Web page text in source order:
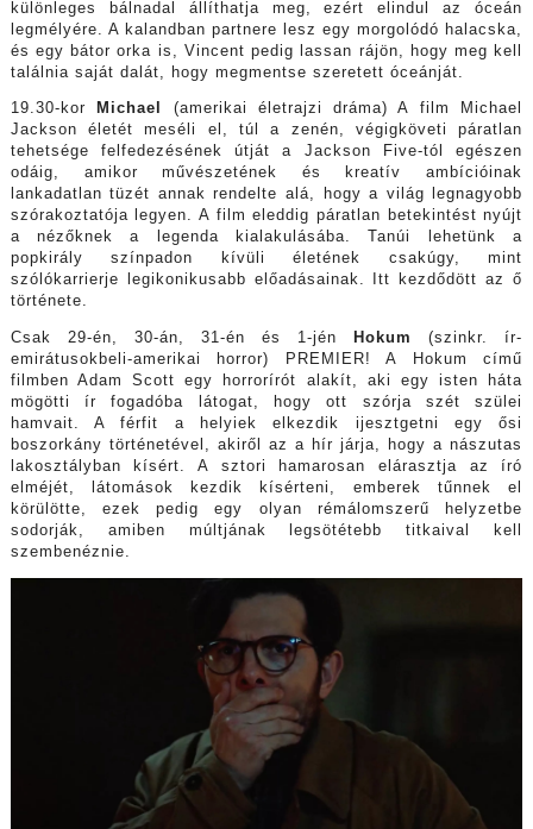
különleges bálnadal állíthatja meg, ezért elindul az óceán
legmélyére. A kalandban partnere lesz egy morgolódó halacska,
és egy bátor orka is, Vincent pedig lassan rájön, hogy meg kell
találnia saját dalát, hogy megmentse szeretett óceánját.
19.30-kor Michael (amerikai életrajzi dráma) A film Michael
Jackson életét meséli el, túl a zenén, végigköveti páratlan
tehetsége felfedezésének útját a Jackson Five-tól egészen
odáig, amikor művészetének és kreatív ambícióinak
lankadatlan tüzét annak rendelte alá, hogy a világ legnagyobb
szórakoztatója legyen. A film eleddig páratlan betekintést nyújt
a nézőknek a legenda kialakulásába. Tanúi lehetünk a
popkirály színpadon kívüli életének csakúgy, mint
szólókarrierje legikonikusabb előadásainak. Itt kezdődött az ő
története.
Csak 29-én, 30-án, 31-én és 1-jén Hokum(szinkr. ír-
emirátusokbeli-amerikai horror) PREMIER! A Hokum című
filmben Adam Scott egy horrorírót alakít, aki egy isten háta
mögötti ír fogadóba látogat, hogy ott szórja szét szülei
hamvait. A férfit a helyiek elkezdik ijesztgetni egy ősi
boszorkány történetével, akiről az a hír járja, hogy a nászutas
lakosztályban kísért. A sztori hamarosan elárasztja az író
elméjét, látomások kezdik kísérteni, emberek tűnnek el
körülötte, ezek pedig egy olyan rémálomszerű helyzetbe
sodorják, amiben múltjának legsötétebb titkaival kell
szembenéznie.